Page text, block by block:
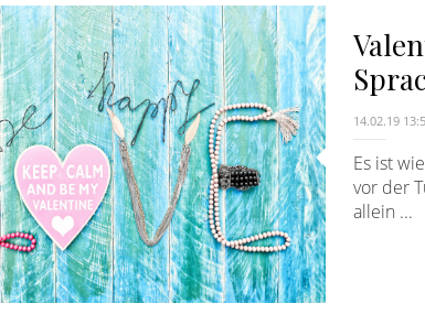
14.02.19
Es ist
vor der
allein ...